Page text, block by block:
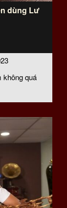
dùng Lư
không quá